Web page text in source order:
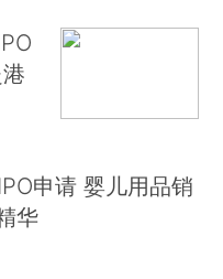
申请 婴儿用品销
华